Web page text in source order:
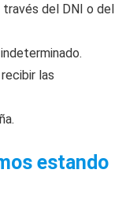
través del DNI o del
las
estando